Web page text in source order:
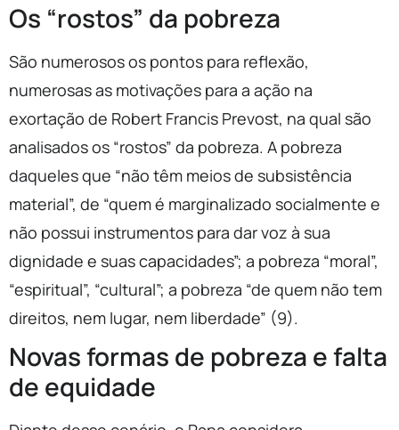
Os “rostos” da pobreza
São numerosos os pontos para reflexão,
numerosas as motivações para a ação na
exortação de Robert Francis Prevost, na qual são
analisados os “rostos” da pobreza. A pobreza
daqueles que “não têm meios de subsistência
material”, de “quem é marginalizado socialmente e
não possui instrumentos para dar voz à sua
dignidade e suas capacidades”; a pobreza “moral”,
“espiritual”, “cultural”; a pobreza “de quem não tem
direitos, nem lugar, nem liberdade” (9).
Novas formas de pobreza e falta
de equidade